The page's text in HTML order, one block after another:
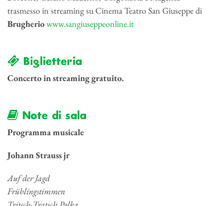
trasmesso in streaming su Cinema Teatro San Giuseppe di
Brugheriowww.sangiuseppeonline.it
Biglietteria
Concerto in streaming gratuito.
Note di sala
Programma musicale
Johann Strauss jr
Auf der Jagd
Frühlingstimmen